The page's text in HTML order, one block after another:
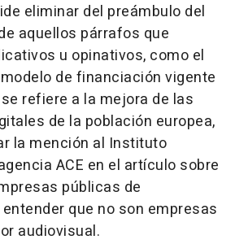
eliminar del preámbulo del
aquellos párrafos que
u opinativos, como el
de financiación vigente
se refiere a la mejora de las
de la población europea,
la mención al Instituto
ACE en el artículo sobre
públicas de
que no son empresas
audiovisual.